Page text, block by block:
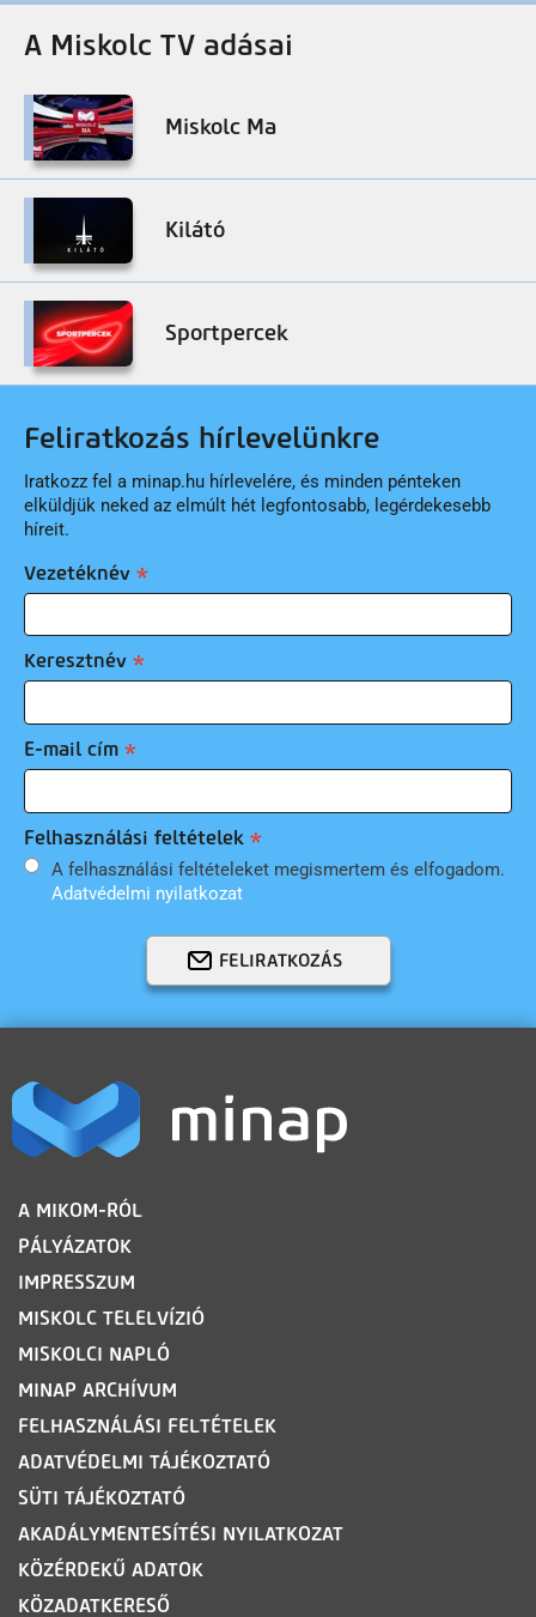
A Miskolc TV adásai
Miskolc Ma
Kilátó
Sportpercek
Feliratkozás hírlevelünkre
Iratkozz fel a minap.hu hírlevelére, és minden pénteken
elküldjük neked az elmúlt hét legfontosabb, legérdekesebb
híreit.
Vezetéknév
Keresztnév
E-mail cím
Felhasználási feltételek
A felhasználási feltételeket megismertem és elfogadom.
Adatvédelmi nyilatkozat
FELIRATKOZÁS
LÁBLÉC
A MIKOM-RÓL
PÁLYÁZATOK
IMPRESSZUM
MISKOLC TELELVÍZIÓ
MISKOLCI NAPLÓ
MINAP ARCHÍVUM
FELHASZNÁLÁSI FELTÉTELEK
ADATVÉDELMI TÁJÉKOZTATÓ
SÜTI TÁJÉKOZTATÓ
AKADÁLYMENTESÍTÉSI NYILATKOZAT
KÖZÉRDEKŰ ADATOK
KÖZADATKERESŐ